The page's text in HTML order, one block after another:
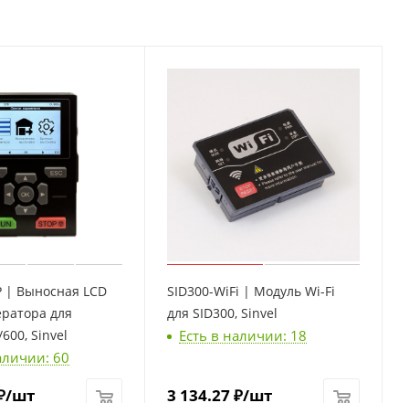
| Выносная LCD
для
Sinvel
60
/шт
SID300-WiFi | Модуль Wi-Fi
для SID300, Sinvel
Есть в наличии: 18
3 134.27₽/шт